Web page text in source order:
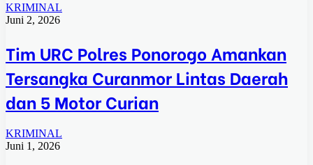
KRIMINAL
Juni 2, 2026
Tim URC Polres Ponorogo Amankan
Tersangka Curanmor Lintas Daerah
dan 5 Motor Curian
KRIMINAL
Juni 1, 2026